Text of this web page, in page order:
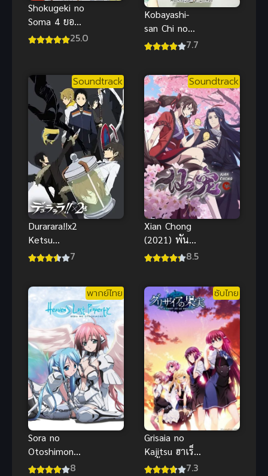
Shokugeki no
Soma 4 ยอด
นักปรุงโซมะ25.0
Kobayashi-
san Chi no
Maid Dragon
ยาชิ
7.7
Soundtrack
Durarara!!x2
Ketsu
สงครามแดน
7
Soundtrack
Xian Chong
(2021) พันธะ
สวรรค์
8.5
พากย์ไทย
Sora no
Otoshimono
1 (2009) 8
ซับไทย
Grisaia no
Kajitsu ฮาเร็ม
ในรั้วโรงเรียน
7.3